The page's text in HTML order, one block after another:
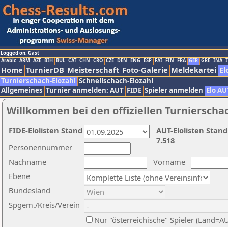
Logged on: Gast
Arabic ARM AZE BIH BUL CAT CHN CRO CZE DEN ENG ESP FAI FIN FRA GER GRE INA
Home TurnierDB Meisterschaft Foto-Galerie Meldekartei
Turnierschach-Elozahl Schnellschach-Elozahl
Allgemeines Turnier anmelden: AUT FIDE Spieler anmelden Elo
Willkommen bei den offiziellen
Nachname
Vorname
Ebene
Personennummer
Bundesland
Spgem./Kreis/Verein
Nur "österreichische" Spieler
AUT-Elolisten
7.518
FIDE-Elolisten Stand